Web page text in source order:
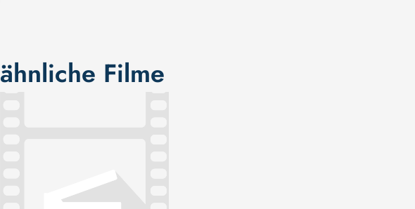
ähnliche Filme